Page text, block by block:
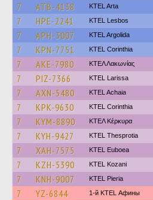
7 ATB-4138 KTEL Arta
7 HPE-2241 KTEL Lesbos
7 APH-3007 KTEL Argolida
7 KPN-7751 KTEL Corinthia
7 AKE-7980 ΚΤΕΛ Λακωνίας
7 PIZ-7366 KTEL Larissa
7 AXN-5480 KTEL Achaia
7 KPK-9630 KTEL Corinthia
7 KYM-8890 ΚΤΕΛ Κέρκυρα
7 KYH-9427 KTEL Thesprotia
7 XAH-7575 ΚΤΕL Euboea
7 KZH-5390 ΚΤΕL Kozani
7 KNH-9007 KTEL Pieria
7 YZ-6844 1-й KTEL Афины